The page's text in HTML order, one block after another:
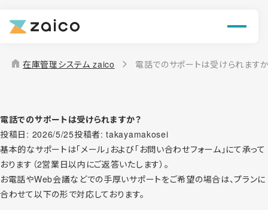
機能
導入事例
お役立ち情報
home 在庫管理システム zaico 電話でのサポートは受けられます
電話でのサポートは受けられますか？
投稿日: 2026/5/25投稿者:takayamakosei
基本的なサポートは「メール」および「お問い合わせフォーム」にて承って
おります（2営業日以内にご返答いたします）。
お電話やWeb会議などでの手厚いサポートをご希望の場合は、プランに
合わせて以下の形で対応しております。